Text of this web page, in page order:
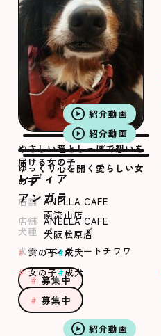
紹介動画
やさしい瞳としっぽで想いを
届ける女の子
レディア
店舗 ANELLA CAFE
南流山店
犬種
バーニーズ
女の子 成犬
募集中
紹介動画
ゆっくり心を開く愛らしい女
の子
アンガラ
店舗 ANELLA CAFE
大阪松原店
犬種 ロングコートチワワ
女の子 成犬
募集中
紹介動画